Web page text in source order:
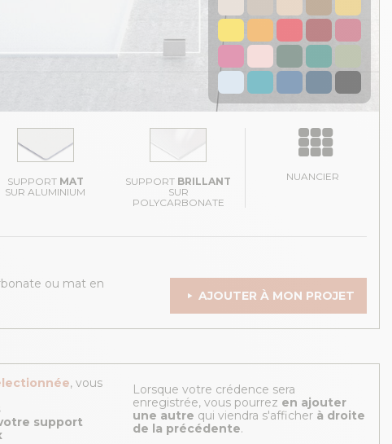
SUPPORT MAT
SUR ALUMINIUM
SUPPORT BRILLANT
SUR
POLYCARBONATE
NUANCIER
ou mat en
AJOUTER À MON PROJET
, vous
support
Lorsque votre crédence sera
enregistrée, vous pourrez en ajouter
une autre qui viendra s'afficher à droite
de la précédente.